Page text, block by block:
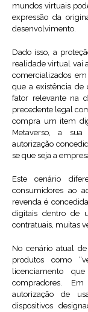
mundos virtuais
expressão da
desenvolvimento.
Dado isso, a
realidade virtual vai
comercializados
que a existência de
fator relevante na
precedente legal
compra um item
Metaverso, a
autorização
se que seja a
Este cenário
consumidores ao
revenda é
digitais dentro de
contratuais, muitas
No cenário atual
produtos como
licenciamento
compradores.
autorização de
dispositivos